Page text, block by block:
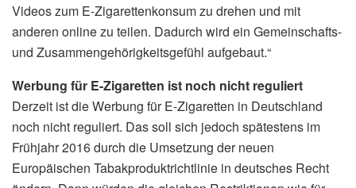
Videos zum E-Zigarettenkonsum zu drehen und mit
anderen online zu teilen. Dadurch wird ein Gemeinschafts-
und Zusammengehörigkeitsgefühl aufgebaut.“
Werbung für E-Zigaretten ist noch nicht reguliert
Derzeit ist die Werbung für E-Zigaretten in Deutschland
noch nicht reguliert. Das soll sich jedoch spätestens im
Frühjahr 2016 durch die Umsetzung der neuen
Europäischen Tabakproduktrichtlinie in deutsches Recht